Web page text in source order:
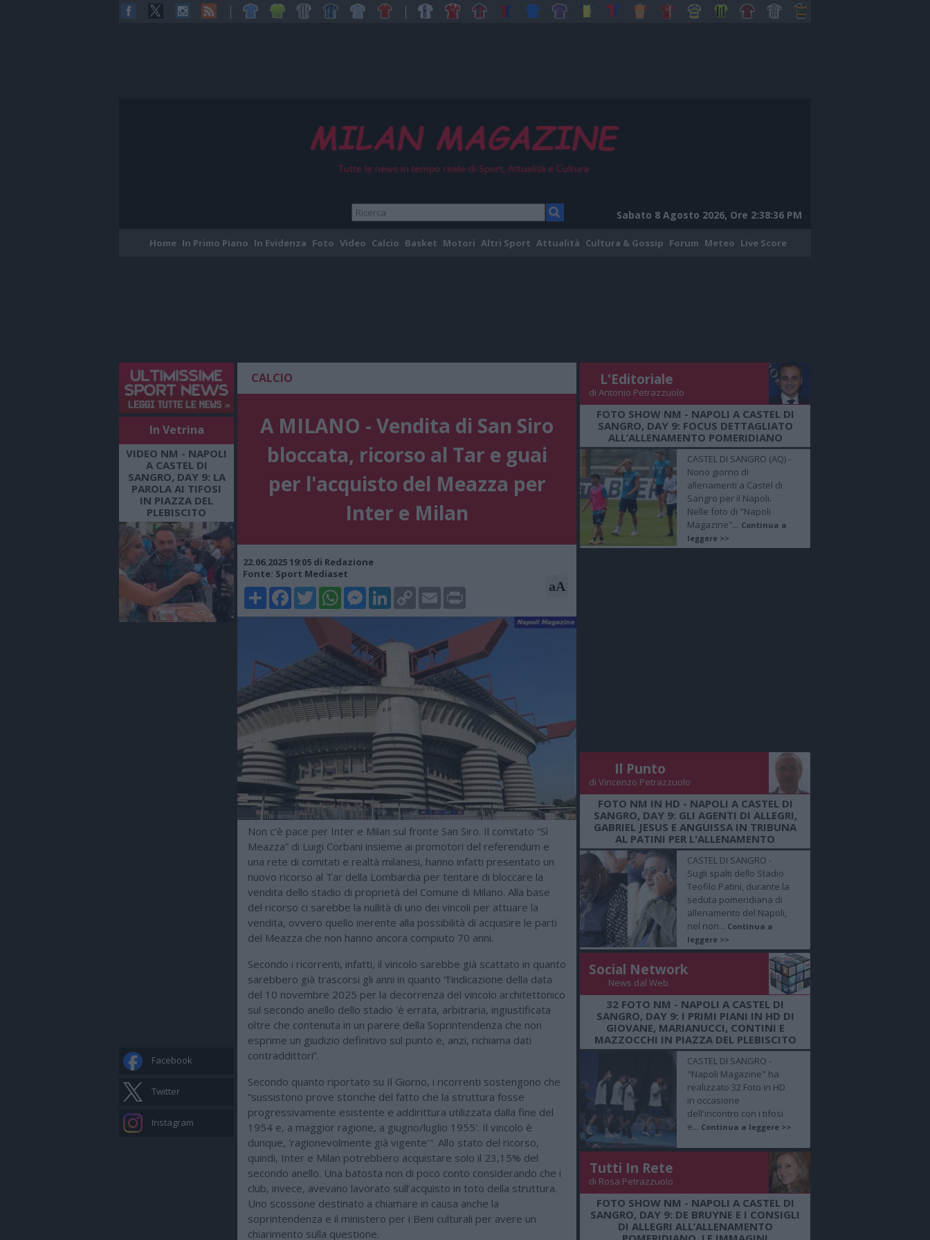
Sabato 8 Agosto 2026, Ore 2:38:37 PM
Home In Primo Piano In Evidenza Foto Video Calcio Basket Motori Altri Sport Attualità Cultura & Gossip Forum Meteo Live Score
In Vetrina
VIDEO NM - NAPOLI
A CASTEL DI
SANGRO, DAY 9: LA
PAROLA AI TIFOSI
IN PIAZZA DEL
PLEBISCITO
Facebook
Twitter
Instagram
CALCIO
A MILANO - Vendita di San Siro
bloccata, ricorso al Tar e guai
per l'acquisto del Meazza per
Inter e Milan
22.06.2025 19:05 di Redazione
Fonte: Sport Mediaset
ShareFacebookTwitterWhatsAppMessenger
LinkedIn
Copy
Link
Email Print aA
Non c’è pace per Inter e Milan sul fronte San Siro. Il comitato “Sì
Meazza” di Luigi Corbani insieme ai promotori del referendum e
una rete di comitati e realtà milanesi, hanno infatti presentato un
nuovo ricorso al Tar della Lombardia per tentare di bloccare la
vendita dello stadio di proprietà del Comune di Milano. Alla base
del ricorso ci sarebbe la nullità di uno dei vincoli per attuare la
vendita, ovvero quello inerente alla possibilità di acquisire le parti
del Meazza che non hanno ancora compiuto 70 anni.
Secondo i ricorrenti, infatti, il vincolo sarebbe già scattato in quanto
sarebbero già trascorsi gli anni in quanto “l’indicazione della data
del 10 novembre 2025 per la decorrenza del vincolo architettonico
sul secondo anello dello stadio 'è errata, arbitraria, ingiustificata
oltre che contenuta in un parere della Soprintendenza che non
esprime un giudizio definitivo sul punto e, anzi, richiama dati
contraddittori”.
Secondo quanto riportato su Il Giorno, i ricorrenti sostengono che
“sussistono prove storiche del fatto che la struttura fosse
progressivamente esistente e addirittura utilizzata dalla fine del
1954 e, a maggior ragione, a giugno/luglio 1955'. Il vincolo è
dunque, 'ragionevolmente già vigente'". Allo stato del ricorso,
quindi, Inter e Milan potrebbero acquistare solo il 23,15% del
secondo anello. Una batosta non di poco conto considerando che i
club, invece, avevano lavorato sull’acquisto in toto della struttura.
Uno scossone destinato a chiamare in causa anche la
soprintendenza e il ministero per i Beni culturali per avere un
chiarimento sulla questione.
L'Editoriale
di Antonio Petrazzuolo
FOTO SHOW NM - NAPOLI A CASTEL DI
SANGRO, DAY 9: FOCUS DETTAGLIATO
ALL’ALLENAMENTO POMERIDIANO
CASTEL DI SANGRO (AQ) -
Nono giorno di
allenamenti a Castel di
Sangro per il Napoli.
Nelle foto di "Napoli
Magazine"... Continua a
leggere >>
Il Punto
di Vincenzo Petrazzuolo
FOTO NM IN HD - NAPOLI A CASTEL DI
SANGRO, DAY 9: GLI AGENTI DI ALLEGRI,
GABRIEL JESUS E ANGUISSA IN TRIBUNA
AL PATINI PER L'ALLENAMENTO
CASTEL DI SANGRO -
Sugli spalti dello Stadio
Teofilo Patini, durante la
seduta pomeridiana di
allenamento del Napoli,
nel non... Continua a
leggere >>
Social Network
News dal Web
32 FOTO NM - NAPOLI A CASTEL DI
SANGRO, DAY 9: I PRIMI PIANI IN HD DI
GIOVANE, MARIANUCCI, CONTINI E
MAZZOCCHI IN PIAZZA DEL PLEBISCITO
CASTEL DI SANGRO -
"Napoli Magazine" ha
realizzato 32 Foto in HD
in occasione
dell'incontro con i tifosi
e... Continua a leggere >>
Tutti In Rete
di Rosa Petrazzuolo
FOTO SHOW NM - NAPOLI A CASTEL DI
SANGRO, DAY 9: DE BRUYNE E I CONSIGLI
DI ALLEGRI ALL’ALLENAMENTO